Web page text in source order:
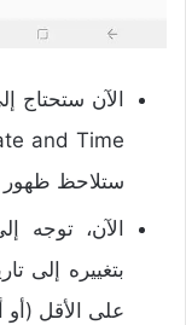
الآن ستحتاج
ستلاحظ ظهور
بتغييره إلى
على الأقل (أو